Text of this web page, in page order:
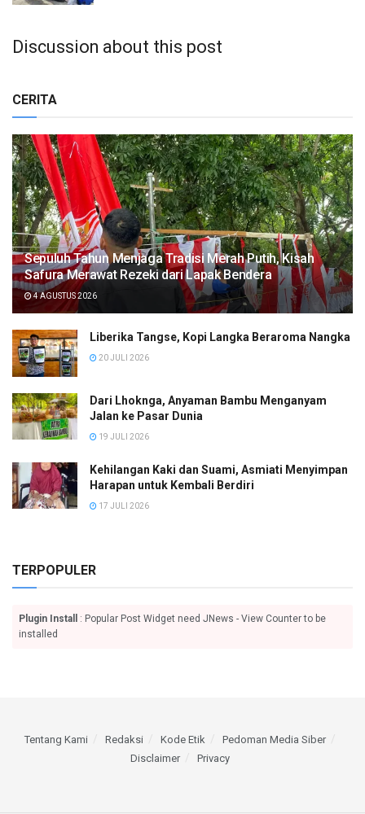
Discussion about this post
CERITA
Sepuluh Tahun Menjaga Tradisi Merah Putih, Kisah
Safura Merawat Rezeki dari Lapak Bendera
4 AGUSTUS 2026
Liberika Tangse, Kopi Langka Beraroma Nangka
20 JULI 2026
Dari Lhoknga, Anyaman Bambu Menganyam
Jalan ke Pasar Dunia
19 JULI 2026
Kehilangan Kaki dan Suami, Asmiati Menyimpan
Harapan untuk Kembali Berdiri
17 JULI 2026
TERPOPULER
Plugin Install
: Popular Post Widget need JNews - View Counter to be
installed
Tentang Kami Redaksi Kode Etik
Pedoman Media Siber
Disclaimer
Privacy